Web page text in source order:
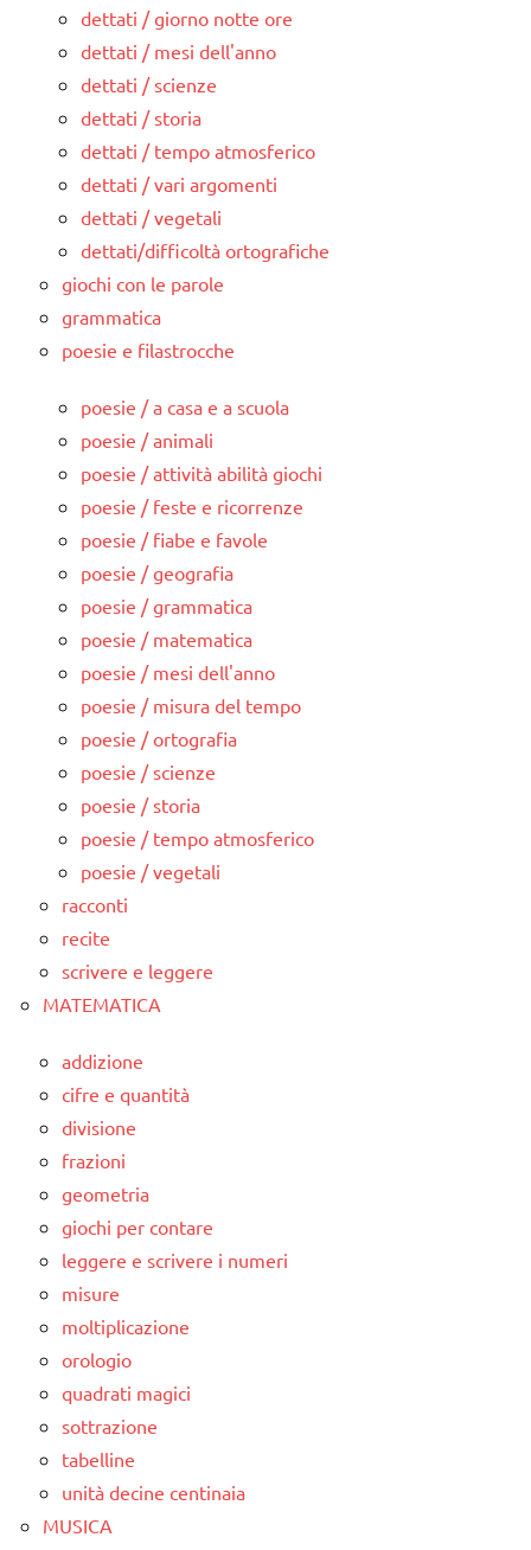
dettati / giorno notte ore
dettati / mesi dell'anno
dettati / scienze
dettati / storia
dettati / tempo atmosferico
dettati / vari argomenti
dettati / vegetali
dettati/difficoltà ortografiche
giochi con le parole
grammatica
poesie e filastrocche
poesie / a casa e a scuola
poesie / animali
poesie / attività abilità giochi
poesie / feste e ricorrenze
poesie / fiabe e favole
poesie / geografia
poesie / grammatica
poesie / matematica
poesie / mesi dell'anno
poesie / misura del tempo
poesie / ortografia
poesie / scienze
poesie / storia
poesie / tempo atmosferico
poesie / vegetali
racconti
recite
scrivere e leggere
MATEMATICA
addizione
cifre e quantità
divisione
frazioni
geometria
giochi per contare
leggere e scrivere i numeri
misure
moltiplicazione
orologio
quadrati magici
sottrazione
tabelline
unità decine centinaia
MUSICA